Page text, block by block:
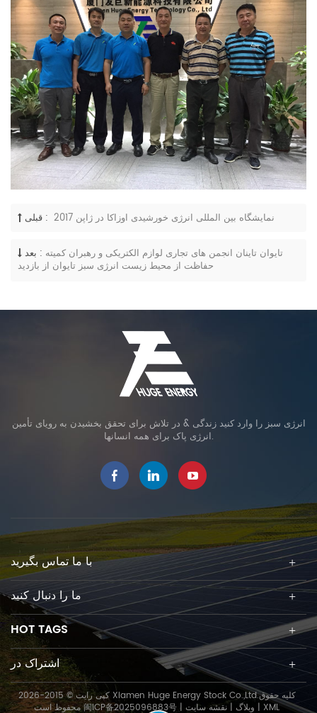
قبلی : 2017 نمایشگاه بین المللی انرژی خورشیدی اوزاکا در ژاپن
بعد : تایوان تاینان انجمن های تجاری لوازم الکتریکی و رهبران کمیته
حفاظت از محیط زیست انرژی سبز تایوان از بازدید
انرژی سبز را وارد کنید زندگی & در تلاش برای تحقق بخشیدن به رویای تأمین
انرژی پاک برای همه انسانها.
با ما تماس بگیرید
ما را دنبال کنید
HOT TAGS
اشتراک در
کپی رایت © 2015-2026 Xiamen Huge Energy Stock Co.,Ltd.کلیه حقوق
محفوظ است闽ICP备2025096883号 | وبلاگ | نقشه سایت | XML